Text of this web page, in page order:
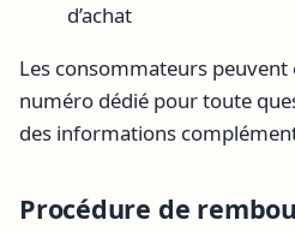
d’achat
Les consommateurs
numéro dédié pour toute
des informations
Procédure de